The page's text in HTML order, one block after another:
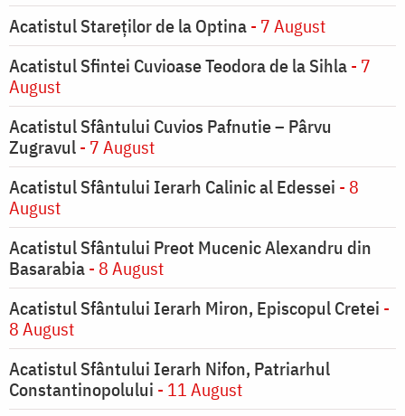
Acatistul Stareţilor de la Optina- 7 August
Acatistul Sfintei Cuvioase Teodora de la Sihla- 7
August
Acatistul Sfântului Cuvios Pafnutie – Pârvu
Zugravul- 7 August
Acatistul Sfântului Ierarh Calinic al Edessei - 8
August
Acatistul Sfântului Preot Mucenic Alexandru din
Basarabia- 8 August
Acatistul Sfântului Ierarh Miron, Episcopul Cretei -
8 August
Acatistul Sfântului Ierarh Nifon, Patriarhul
Constantinopolului - 11 August